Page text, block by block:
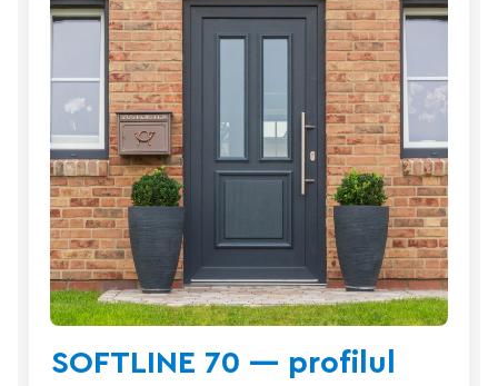
SOFTLINE 70 — profilul